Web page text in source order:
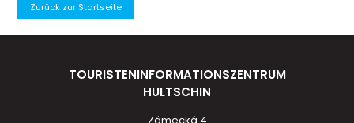
Zurück zur Startseite
TOURISTENINFORMATIONSZENTRUM
HULTSCHIN